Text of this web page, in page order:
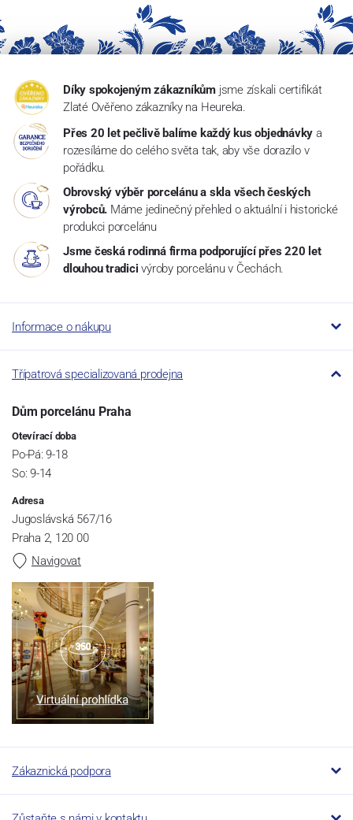
Díky spokojeným zákazníkům jsme získali certifikát
Zlaté Ověřeno zákazníky na Heureka.
Přes 20 let pečlivě balíme každý kus objednávky a
rozesíláme do celého světa tak, aby vše dorazilo v
pořádku.
Obrovský výběr porcelánu a skla všech českých
výrobců. Máme jedinečný přehled o aktuální i historické
produkci porcelánu
Jsme česká rodinná firma podporující přes 220 let
dlouhou tradici výroby porcelánu v Čechách.
Informace o nákupu
Třípatrová specializovaná prodejna
Dům porcelánu Praha
Otevírací doba
Po-Pá: 9-18
So: 9-14
Adresa
Jugoslávská 567/16
Praha 2, 120 00
Navigovat
Zákaznická podpora